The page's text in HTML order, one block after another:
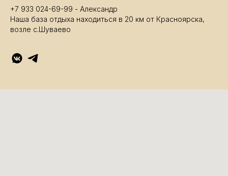
+7 933 024-69-99 - Александр
Наша база отдыха находиться в 20 км от Красноярска,
возле с.Шуваево